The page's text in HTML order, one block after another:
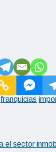
franquicias
el sector